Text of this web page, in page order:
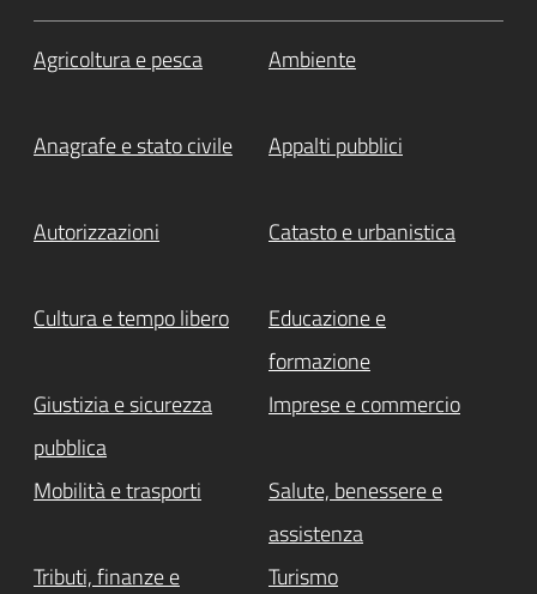
Agricoltura e pesca Ambiente
Anagrafe e stato civile Appalti pubblici
Autorizzazioni Catasto e urbanistica
Cultura e tempo libero
Educazione e
formazione
Giustizia e sicurezza
pubblica
Imprese e commercio
Mobilità e trasporti
Salute, benessere e
assistenza
Tributi, finanze e
Turismo